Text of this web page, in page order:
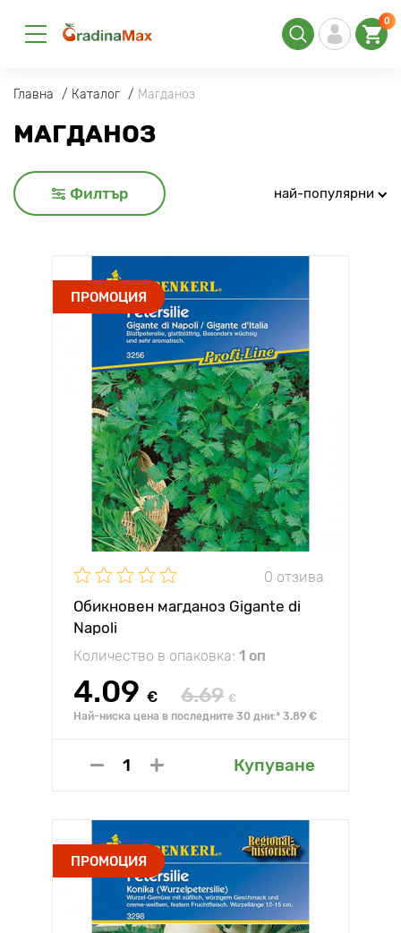
0
Главна Каталог Магданоз
МАГДАНОЗ
Филтър най-популярни
ПРОМОЦИЯ
0 отзива
Обикновен магданоз Gigante di
Napoli
Количество в опаковка: 1 оп
4.09 € 6.69 €
Най-ниска цена в последните 30 дни:* 3.89 €
Купуване
ПРОМОЦИЯ